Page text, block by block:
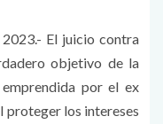
El juicio contra
objetivo de la
emprendida por el ex
proteger los intereses